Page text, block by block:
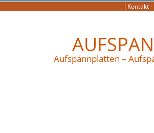
Kontakt
Aufspannplatten –